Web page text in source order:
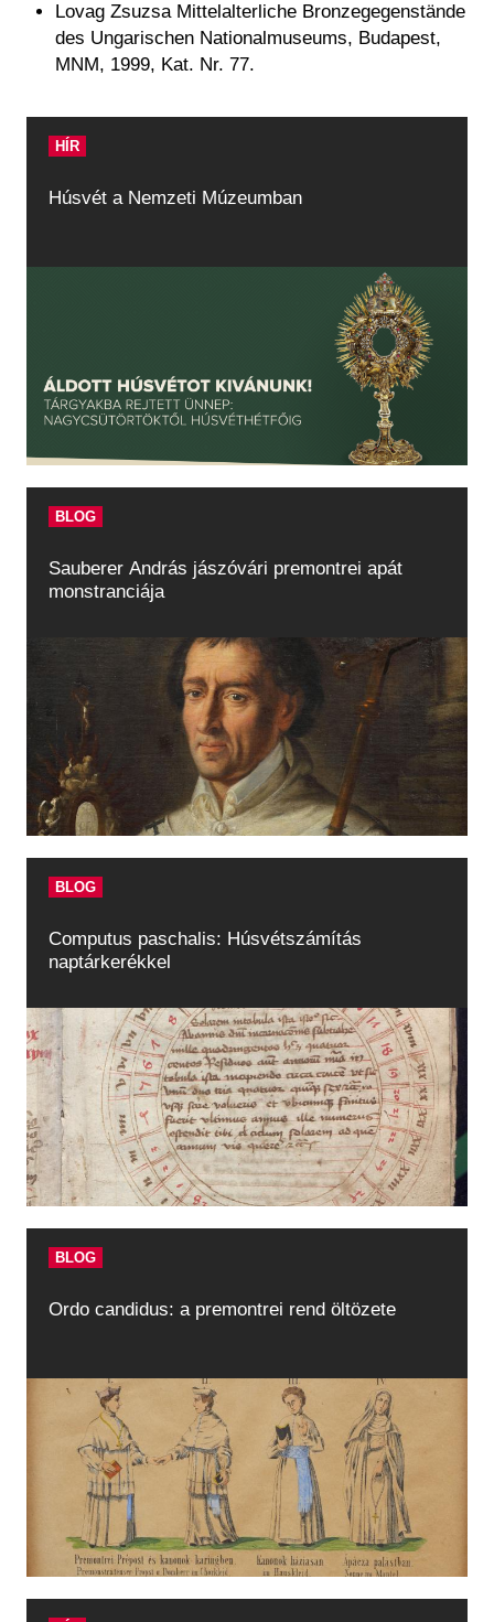
Lovag Zsuzsa Mittelalterliche Bronzegegenstände
des Ungarischen Nationalmuseums, Budapest,
MNM, 1999, Kat. Nr. 77.
HÍR
Húsvét a Nemzeti Múzeumban
BLOG
Sauberer András jászóvári premontrei apát
monstranciája
BLOG
Computus paschalis: Húsvétszámítás
naptárkerékkel
BLOG
Ordo candidus: a premontrei rend öltözete